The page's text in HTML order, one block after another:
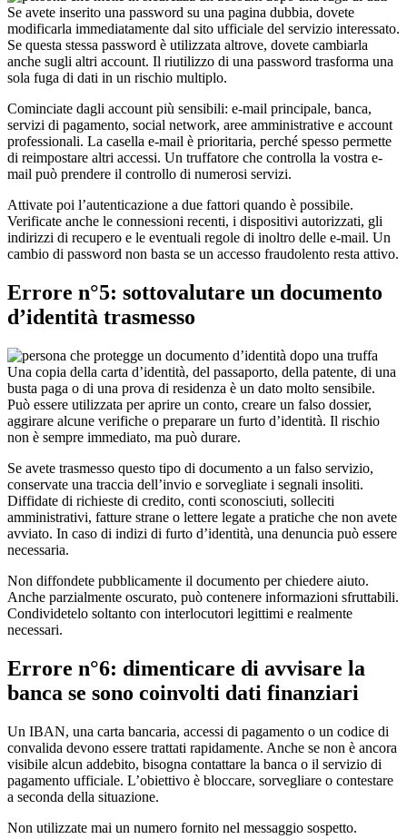
Se avete inserito una password su una pagina dubbia, dovete
modificarla immediatamente dal sito ufficiale del servizio interessato.
Se questa stessa password è utilizzata altrove, dovete cambiarla
anche sugli altri account. Il riutilizzo di una password trasforma una
sola fuga di dati in un rischio multiplo.
Cominciate dagli account più sensibili: e-mail principale, banca,
servizi di pagamento, social network, aree amministrative e account
professionali. La casella e-mail è prioritaria, perché spesso permette
di reimpostare altri accessi. Un truffatore che controlla la vostra e-
mail può prendere il controllo di numerosi servizi.
Attivate poi l’autenticazione a due fattori quando è possibile.
Verificate anche le connessioni recenti, i dispositivi autorizzati, gli
indirizzi di recupero e le eventuali regole di inoltro delle e-mail. Un
cambio di password non basta se un accesso fraudolento resta attivo.
Errore n°5: sottovalutare un documento
d’identità trasmesso
Una copia della carta d’identità, del passaporto, della patente, di una
busta paga o di una prova di residenza è un dato molto sensibile.
Può essere utilizzata per aprire un conto, creare un falso dossier,
aggirare alcune verifiche o preparare un furto d’identità. Il rischio
non è sempre immediato, ma può durare.
Se avete trasmesso questo tipo di documento a un falso servizio,
conservate una traccia dell’invio e sorvegliate i segnali insoliti.
Diffidate di richieste di credito, conti sconosciuti, solleciti
amministrativi, fatture strane o lettere legate a pratiche che non avete
avviato. In caso di indizi di furto d’identità, una denuncia può essere
necessaria.
Non diffondete pubblicamente il documento per chiedere aiuto.
Anche parzialmente oscurato, può contenere informazioni sfruttabili.
Condividetelo soltanto con interlocutori legittimi e realmente
necessari.
Errore n°6: dimenticare di avvisare la
banca se sono coinvolti dati finanziari
Un IBAN, una carta bancaria, accessi di pagamento o un codice di
convalida devono essere trattati rapidamente. Anche se non è ancora
visibile alcun addebito, bisogna contattare la banca o il servizio di
pagamento ufficiale. L’obiettivo è bloccare, sorvegliare o contestare
a seconda della situazione.
Non utilizzate mai un numero fornito nel messaggio sospetto.